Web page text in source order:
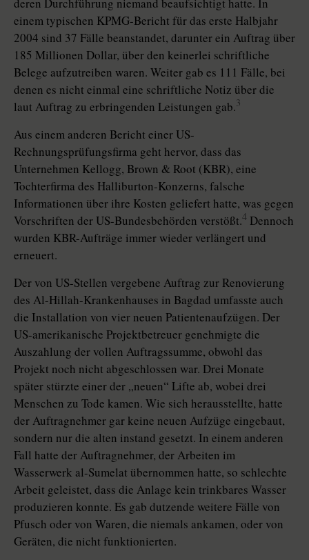
deren Durchführung niemand beaufsichtigt hatte. In
einem typischen KPMG-Bericht für das erste Halbjahr
2004 sind 37 Fälle beanstandet, darunter ein Auftrag über
185 Millionen Dollar, über den keinerlei schriftliche
Belege aufzutreiben waren. Weiter gab es 111 Fälle, bei
denen es nicht einmal eine schriftliche Notiz über die
laut Auftrag zu erbringenden Leistungen gab.3
Aus einem anderen Bericht einer US-
Rechnungsprüfungsfirma geht hervor, dass das
Unternehmen Kellogg, Brown & Root (KBR), eine
Tochterfirma des Halliburton-Konzerns, falsche
Informationen über ihre Kosten geliefert hatte, was gegen
Vorschriften der US-Bundesbehörden verstößt.4 Dennoch
wurden KBR-Aufträge immer wieder verlängert und
erneuert.
Der von US-Stellen vergebene Auftrag zur Renovierung
des Al-Hillah-Krankenhauses in Bagdad umfasste auch
die Installation von vier neuen Patientenaufzügen. Der
US-amerikanische Projektbetreuer genehmigte die
Auszahlung der vollen Auftragssumme, obwohl das
Projekt noch nicht abgeschlossen war. Drei Monate
später stürzte einer der „neuen“ Lifte ab, wobei drei
Menschen zu Tode kamen. Wie sich herausstellte, hatte
der Auftragnehmer gar keine neuen Aufzüge eingebaut,
sondern nur die alten instand gesetzt. In einem anderen
Fall hatte der Auftragnehmer, der Arbeiten im
Wasserwerk al-Sumelat übernommen hatte, so schlechte
Arbeit geleistet, dass die Anlage kein trinkbares Wasser
produzieren konnte. Es gab dutzende weitere Fälle von
Pfusch oder von Waren, die niemals ankamen, oder von
Geräten, die nicht funktionierten.